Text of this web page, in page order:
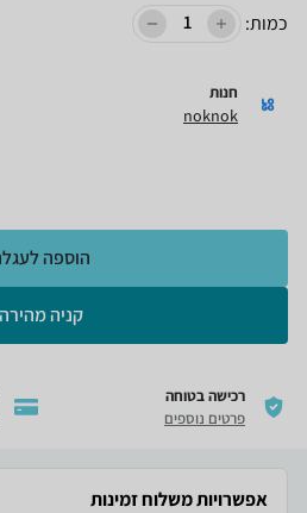
כמות:
חנות
noknok
קניה מהירה
הוספה
רכישה בטוחה
פרטים נוספים
אפשרויות משלוח זמינות